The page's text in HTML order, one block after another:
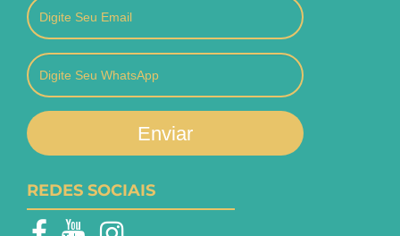
Enviar
REDES SOCIAIS